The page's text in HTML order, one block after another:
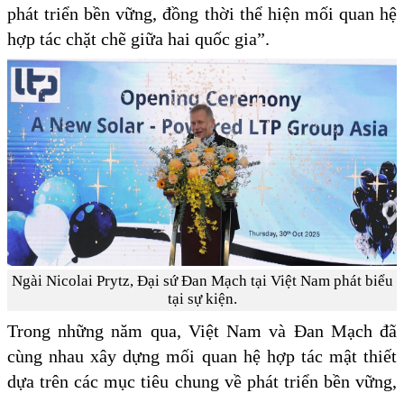
phát triển bền vững, đồng thời thể hiện mối quan hệ
hợp tác chặt chẽ giữa hai quốc gia”.
Ngài Nicolai Prytz, Đại sứ Đan Mạch tại Việt Nam phát biểu
tại sự kiện.
Trong những năm qua, Việt Nam và Đan Mạch đã
cùng nhau xây dựng mối quan hệ hợp tác mật thiết
dựa trên các mục tiêu chung về phát triển bền vững,